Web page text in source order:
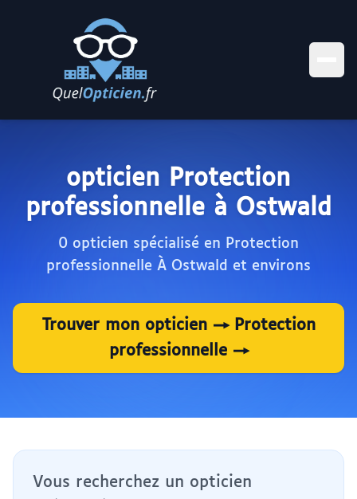
opticien Protection
professionnelle à Ostwald
0 opticien spécialisé en Protection
professionnelle À Ostwald et environs
Trouver mon opticien → Protection
professionnelle →
Vous recherchez un opticien